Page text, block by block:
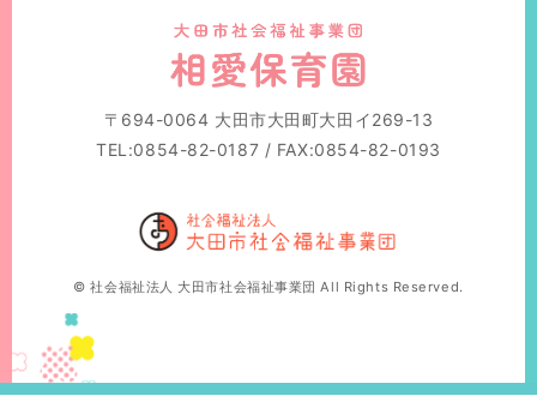
〒694-0064 大田市大田町大田イ269-13
TEL:0854-82-0187 / FAX:0854-82-0193
© 社会福祉法人 大田市社会福祉事業団 All Rights Reserved.